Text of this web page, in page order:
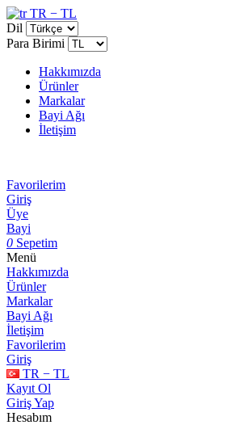
TR − TL
Dil
Para Birimi
Hakkımızda
Ürünler
Markalar
Bayi Ağı
İletişim
Favorilerim
Giriş
Üye
Bayi
0 Sepetim
Menü
Hakkımızda
Ürünler
Markalar
Bayi Ağı
İletişim
Favorilerim
Giriş
TR − TL
Kayıt Ol
Giriş Yap
Hesabım